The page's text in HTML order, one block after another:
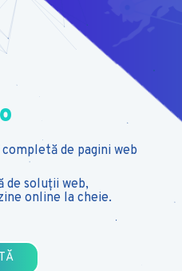
de pagini web
de soluții web,
online la cheie.